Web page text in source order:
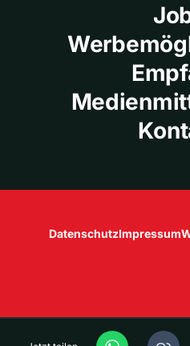
DatenschutzImpressum